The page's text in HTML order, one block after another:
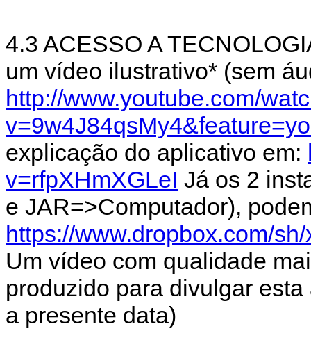
4.3 ACESSO A
um vídeo ilustrativo* (sem
http://www.youtube.com/
explicação do aplicativo em:
v=rfpXHmXGLeI Já os 2
e JAR=>Computador),
https://www.dropbox.com/
Um vídeo com qualidade
produzido para divulgar
a presente data)